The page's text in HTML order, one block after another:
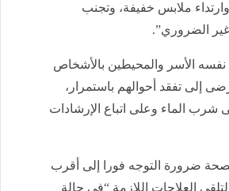
وارتداء ملابس خفيفة، وتجنب
غير الضروري”.
نفسه الأسر والمحيطين بالأشخاص
إلى تفقد أحوالهم باستمرار،
شرب الماء وعلى اتباع الإرشادات
ضرورة التوجه فورا إلى أقرب
العلاجات اللازمة “في حالة